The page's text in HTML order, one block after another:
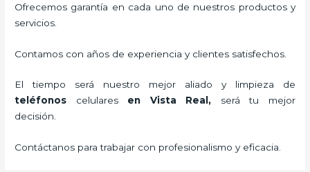
Ofrecemos garantía en cada uno de nuestros productos y
servicios.
Contamos con años de experiencia y clientes satisfechos.
El tiempo será nuestro mejor aliado y limpieza de
teléfonos celularesen Vista Real, será tu mejor
decisión.
Contáctanos para trabajar con profesionalismo y eficacia.